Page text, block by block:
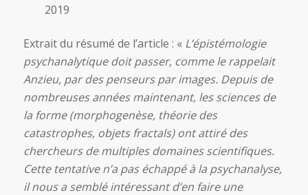
2019
Extrait du résumé de l’article : « L’épistémologie
psychanalytique doit passer, comme le rappelait
Anzieu, par des penseurs par images. Depuis de
nombreuses années maintenant, les sciences de
la forme (morphogenèse, théorie des
catastrophes, objets fractals) ont attiré des
chercheurs de multiples domaines scientifiques.
Cette tentative n’a pas échappé à la psychanalyse,
il nous a semblé intéressant d’en faire une